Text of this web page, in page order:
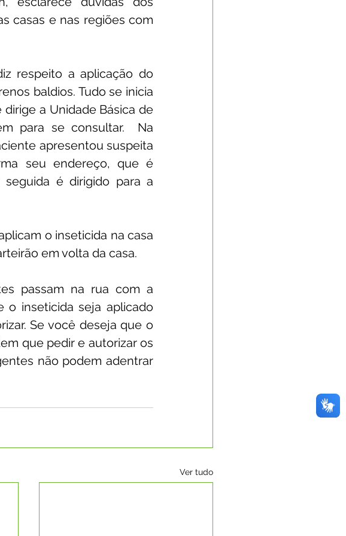
Nota Oficial
Desenvolvimento Econômico
Saúde Esporte
casas e nas regiões com
respeito a aplicação do
baldios. Tudo se inicia
a Unidade Básica de
para se consultar.  Na
apresentou suspeita
seu endereço, que é
é dirigido para a
o inseticida na casa
em volta da casa.
passam na rua com a
o inseticida seja aplicado
Se você deseja que o
que pedir e autorizar os
não podem adentrar
Ver tudo